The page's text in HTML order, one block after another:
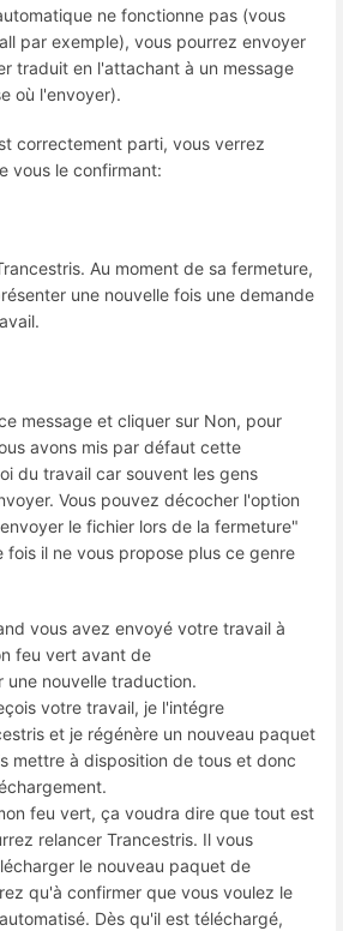
ne fonctionne pas (vous
par exemple), vous pourrez envoyer
traduit en l'attachant à un message
où l'envoyer).
correctement parti, vous verrez
vous le confirmant:
Au moment de sa fermeture,
une nouvelle fois une demande
message et cliquer sur Non, pour
avons mis par défaut cette
du travail car souvent les gens
Vous pouvez décocher l'option
le fichier lors de la fermeture"
fois il ne vous propose plus ce genre
vous avez envoyé votre travail à
feu vert avant de
une nouvelle traduction.
votre travail, je l'intégre
et je régénère un nouveau paquet
mettre à disposition de tous et donc
feu vert, ça voudra dire que tout est
relancer Trancestris. Il vous
le nouveau paquet de
qu'à confirmer que vous voulez le
Dès qu'il est téléchargé,